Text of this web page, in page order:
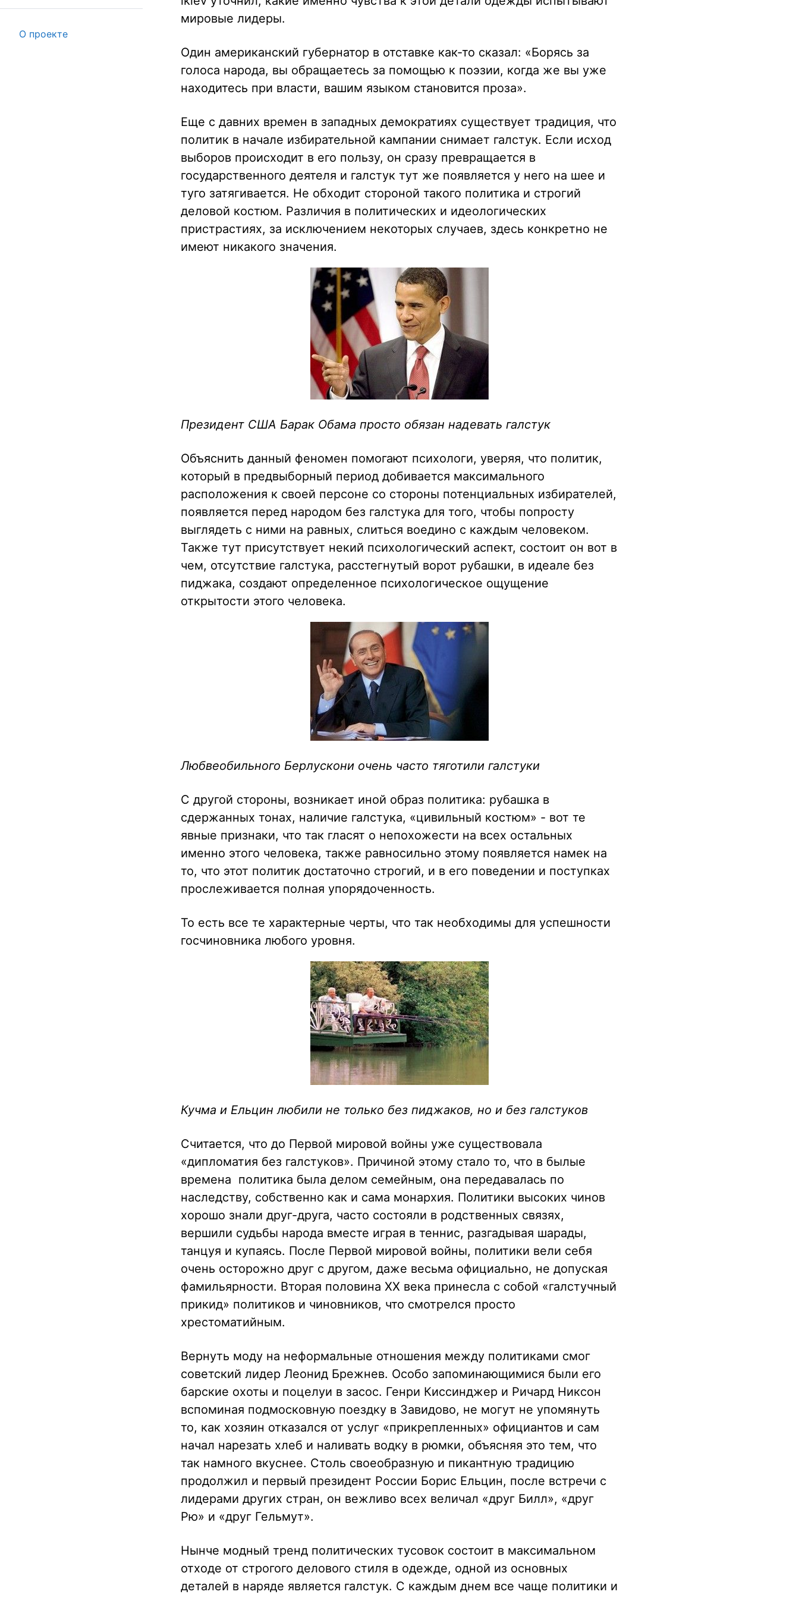
О проекте
мировые лидеры.
Один американский губернатор в отставке как-то сказал: «Борясь за
голоса народа, вы обращаетесь за помощью к поэзии, когда же вы уже
находитесь при власти, вашим языком становится проза».
Еще с давних времен в западных демократиях существует традиция, что
политик в начале избирательной кампании снимает галстук. Если исход
выборов происходит в его пользу, он сразу превращается в
государственного деятеля и галстук тут же появляется у него на шее и
туго затягивается. Не обходит стороной такого политика и строгий
деловой костюм. Различия в политических и идеологических
пристрастиях, за исключением некоторых случаев, здесь конкретно не
имеют никакого значения.
Президент США Барак Обама просто обязан надевать галстук
Объяснить данный феномен помогают психологи, уверяя, что политик,
который в предвыборный период добивается максимального
расположения к своей персоне со стороны потенциальных избирателей,
появляется перед народом без галстука для того, чтобы попросту
выглядеть с ними на равных, слиться воедино с каждым человеком.
Также тут присутствует некий психологический аспект, состоит он вот в
чем, отсутствие галстука, расстегнутый ворот рубашки, в идеале без
пиджака, создают определенное психологическое ощущение
открытости этого человека.
Любвеобильного Берлускони очень часто тяготили галстуки
С другой стороны, возникает иной образ политика: рубашка в
сдержанных тонах, наличие галстука, «цивильный костюм» - вот те
явные признаки, что так гласят о непохожести на всех остальных
именно этого человека, также равносильно этому появляется намек на
то, что этот политик достаточно строгий, и в его поведении и поступках
прослеживается полная упорядоченность.
То есть все те характерные черты, что так необходимы для успешности
госчиновника любого уровня.
Кучма и Ельцин любили не только без пиджаков, но и без галстуков
Считается, что до Первой мировой войны уже существовала
«дипломатия без галстуков». Причиной этому стало то, что в былые
времена политика была делом семейным, она передавалась по
наследству, собственно как и сама монархия. Политики высоких чинов
хорошо знали друг-друга, часто состояли в родственных связях,
вершили судьбы народа вместе играя в теннис, разгадывая шарады,
танцуя и купаясь. После Первой мировой войны, политики вели себя
очень осторожно друг с другом, даже весьма официально, не допуская
фамильярности. Вторая половина ХХ века принесла с собой «галстучный
прикид» политиков и чиновников, что смотрелся просто
хрестоматийным.
Вернуть моду на неформальные отношения между политиками смог
советский лидер Леонид Брежнев. Особо запоминающимися были его
барские охоты и поцелуи в засос. Генри Киссинджер и Ричард Никсон
вспоминая подмосковную поездку в Завидово, не могут не упомянуть
то, как хозяин отказался от услуг «прикрепленных» официантов и сам
начал нарезать хлеб и наливать водку в рюмки, объясняя это тем, что
так намного вкуснее. Столь своеобразную и пикантную традицию
продолжил и первый президент России Борис Ельцин, после встречи с
лидерами других стран, он вежливо всех величал «друг Билл», «друг
Рю» и «друг Гельмут».
Нынче модный тренд политических тусовок состоит в максимальном
отходе от строгого делового стиля в одежде, одной из основных
деталей в наряде является галстук. С каждым днем все чаще политики и